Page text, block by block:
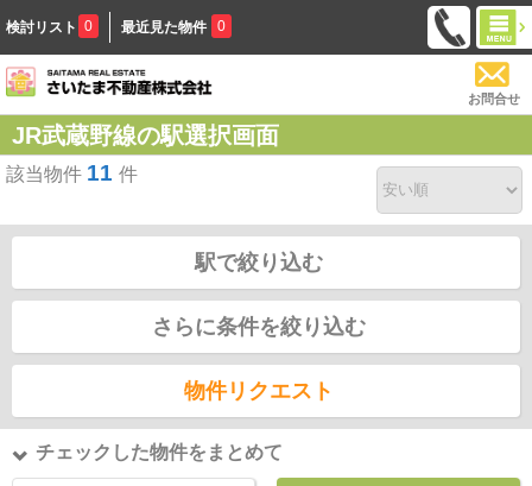
検討リスト 0 最近見た物件 0
お問合せ
JR武蔵野線の駅選択画面
該当物件 11 件
駅で絞り込む
さらに条件を絞り込む
物件リクエスト
チェックした物件をまとめて